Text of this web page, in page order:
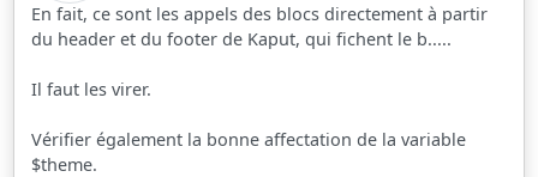
En fait, ce sont les appels des blocs directement à partir
du header et du footer de Kaput, qui fichent le b.....
Il faut les virer.
Vérifier également la bonne affectation de la variable
$theme.